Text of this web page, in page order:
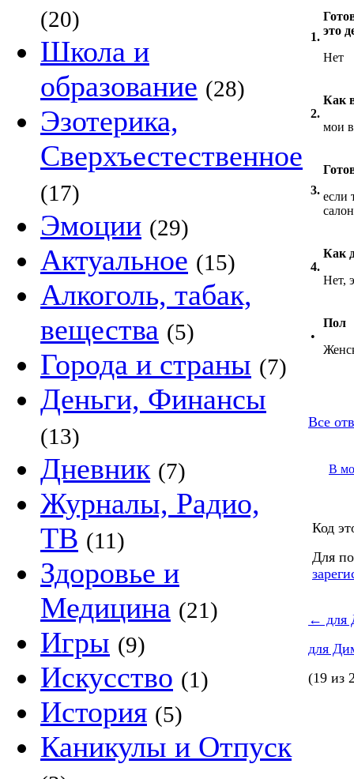
(20)
Школа и
образование (28)
Эзотерика,
Сверхъестественное
(17)
Эмоции (29)
Актуальное (15)
Алкоголь, табак,
вещества (5)
Города и страны (7)
Деньги, Финансы
(13)
Дневник (7)
Журналы, Радио,
ТВ (11)
Здоровье и
Медицина (21)
Игры (9)
Искусство (1)
История (5)
Каникулы и Отпуск
1. это
Нет
2.
Как
мои
3. если
4.
Как
Нет,
•
Пол
Все
В
Код
Для
← для
для
(19 из